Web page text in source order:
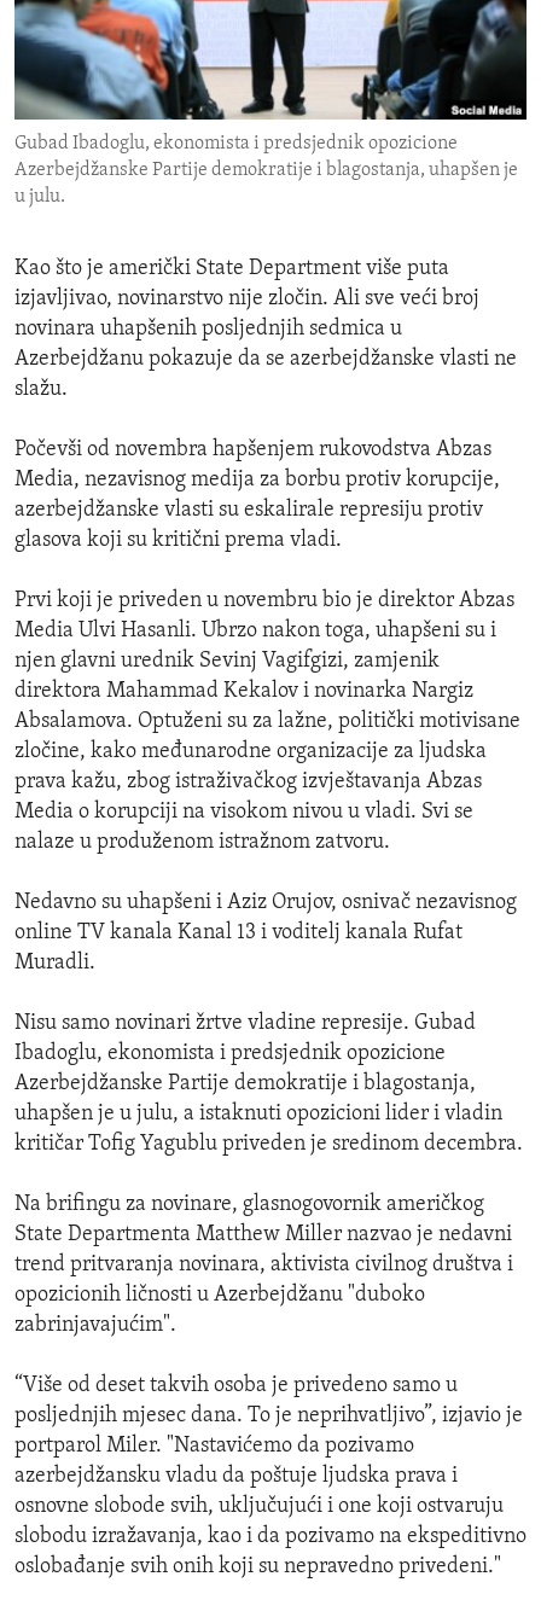
ENVIRONMENT AND HEALTH
IDEALS AND INSTITUTIONS
Gubad Ibadoglu, ekonomista i predsjednik opozicione
Azerbejdžanske Partije demokratije i blagostanja, uhapšen je
u julu.
Kao što je američki State Department više puta
izjavljivao, novinarstvo nije zločin. Ali sve veći broj
novinara uhapšenih posljednjih sedmica u
Azerbejdžanu pokazuje da se azerbejdžanske vlasti ne
slažu.
Počevši od novembra hapšenjem rukovodstva Abzas
Media, nezavisnog medija za borbu protiv korupcije,
azerbejdžanske vlasti su eskalirale represiju protiv
glasova koji su kritični prema vladi.
Prvi koji je priveden u novembru bio je direktor Abzas
Media Ulvi Hasanli. Ubrzo nakon toga, uhapšeni su i
njen glavni urednik Sevinj Vagifgizi, zamjenik
direktora Mahammad Kekalov i novinarka Nargiz
Absalamova. Optuženi su za lažne, politički motivisane
zločine, kako međunarodne organizacije za ljudska
prava kažu, zbog istraživačkog izvještavanja Abzas
Media o korupciji na visokom nivou u vladi. Svi se
nalaze u produženom istražnom zatvoru.
Nedavno su uhapšeni i Aziz Orujov, osnivač nezavisnog
online TV kanala Kanal 13 i voditelj kanala Rufat
Muradli.
Nisu samo novinari žrtve vladine represije. Gubad
Ibadoglu, ekonomista i predsjednik opozicione
Azerbejdžanske Partije demokratije i blagostanja,
uhapšen je u julu, a istaknuti opozicioni lider i vladin
kritičar Tofig Yagublu priveden je sredinom decembra.
Na brifingu za novinare, glasnogovornik američkog
State Departmenta Matthew Miller nazvao je nedavni
trend pritvaranja novinara, aktivista civilnog društva i
opozicionih ličnosti u Azerbejdžanu "duboko
zabrinjavajućim".
“Više od deset takvih osoba je privedeno samo u
posljednjih mjesec dana. To je neprihvatljivo”, izjavio je
portparol Miler. "Nastavićemo da pozivamo
azerbejdžansku vladu da poštuje ljudska prava i
osnovne slobode svih, uključujući i one koji ostvaruju
slobodu izražavanja, kao i da pozivamo na ekspeditivno
oslobađanje svih onih koji su nepravedno privedeni."